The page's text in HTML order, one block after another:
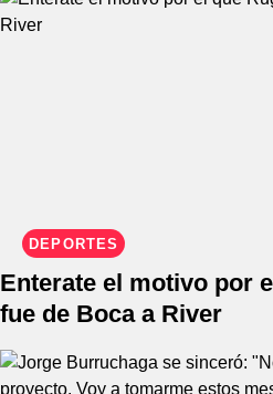
DEPORTES
Enterate el motivo por
fue de Boca a River